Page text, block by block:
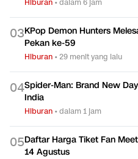
Hiburan •dalam 6 jam
03KPop Demon Hunters
Pekan ke-59
Hiburan •29 menit yang lalu
04Spider-Man: Brand New
India
Hiburan •dalam 1 jam
05Daftar Harga Tiket Fan
14 Agustus